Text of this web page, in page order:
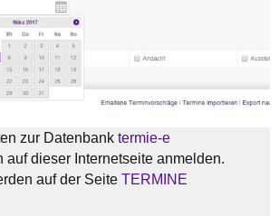
zur Datenbank termie-e
auf dieser Internetseite anmelden.
auf der Seite TERMINE